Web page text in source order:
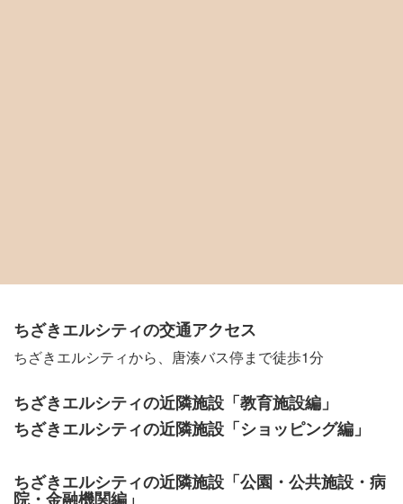
ちざきエルシティの交通アクセス
ちざきエルシティから、唐湊バス停まで徒歩1分
ちざきエルシティの近隣施設「教育施設編」
ちざきエルシティの近隣施設「ショッピング編」
ちざきエルシティの近隣施設「公園・公共施設・病
院・金融機関編」